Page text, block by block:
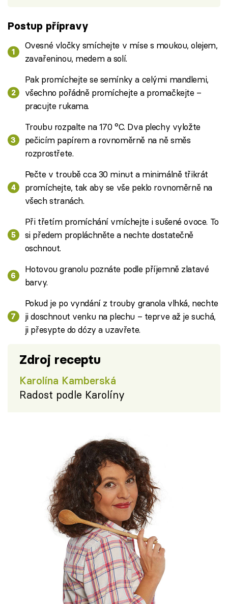
Postup přípravy
Ovesné vločky smíchejte v míse s moukou, olejem,
zavařeninou, medem a solí.
Pak promíchejte se semínky a celými mandlemi,
všechno pořádně promíchejte a promačkejte –
pracujte rukama.
Troubu rozpalte na 170 °C. Dva plechy vyložte
pečicím papírem a rovnoměrně na ně směs
rozprostřete.
Pečte v troubě cca 30 minut a minimálně třikrát
promíchejte, tak aby se vše peklo rovnoměrně na
všech stranách.
Při třetím promíchání vmíchejte i sušené ovoce. To
si předem propláchněte a nechte dostatečně
oschnout.
Hotovou granolu poznáte podle příjemně zlatavé
barvy.
Pokud je po vyndání z trouby granola vlhká, nechte
ji doschnout venku na plechu – teprve až je suchá,
ji přesypte do dózy a uzavřete.
Zdroj receptu
Karolína Kamberská
Radost podle Karolíny